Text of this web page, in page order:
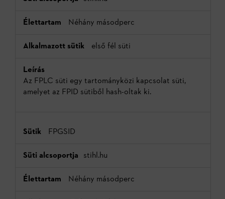
Néhány másodperc
első fél süti
Az FPLC süti egy tartományközi kapcsolat süti,
amelyet az FPID sütiből hash-oltak ki.
FPGSID
stihl.hu
Néhány másodperc